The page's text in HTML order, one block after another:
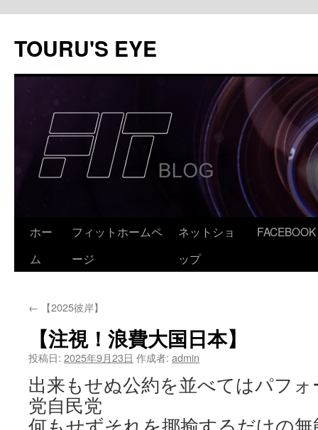
テ
ン
TOURU'S EYE
ホー
ム
フィットホームペ
ージ
ネットショ
ップ
FACEBOOK
← 【2025彼岸】
【注視！浪費大国日本】
投稿日: 2025年9月23日 作成者: admin
出来もせぬ公約を並べてはパフ
党自民党